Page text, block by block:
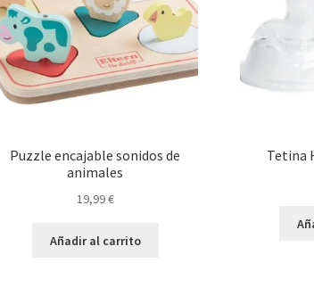
Puzzle encajable sonidos de
animales
19,99€
Añadir al carrito
Tetina